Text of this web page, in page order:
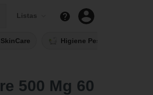
Listas
SkinCare Higiene Pessoal
500 Mg 60